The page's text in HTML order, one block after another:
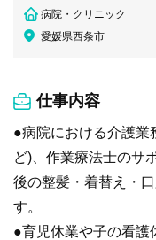
病院・クリニック
愛媛県西条市
仕事内容
●病院における介護業
ど)、作業療法士のサ
後の整髪・着替え・
す。
●育児休業や子の看